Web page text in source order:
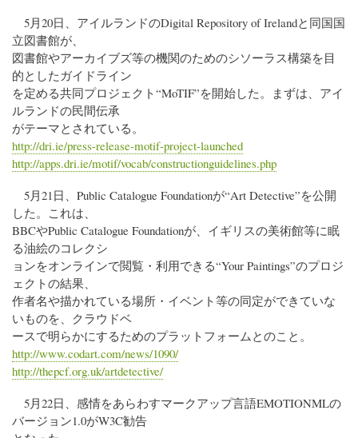
5月20日、アイルランドのDigital Repository of Irelandと同国国
立図書館が、
図書館やアーカイブズ等の機関のためのシソーラス構築を目
的としたガイドライン
を定める共同プロジェクト“MoTIF”を開始した。まずは、アイ
ルランドの民間伝承
がテーマとされている。
http://dri.ie/press-release-motif-project-launched
http://apps.dri.ie/motif/vocab/constructionguidelines.php
5月21日、Public Catalogue Foundationが“Art Detective”を公開
した。これは、
BBCやPublic Catalogue Foundationが、イギリスの美術館等に眠
る油絵のコレクシ
ョンをオンラインで閲覧・利用できる“Your Paintings”のプロジ
ェクトの結果、
作者名や描かれている場所・イベント等の同定ができていな
いものを、クラウドベ
ースで明らかにするためのプラットフォームとのこと。
http://www.codart.com/news/1090/
http://thepcf.org.uk/artdetective/
5月22日、感情をあらわすマークアップ言語EMOTIONMLの
バージョン1.0がW3C勧告